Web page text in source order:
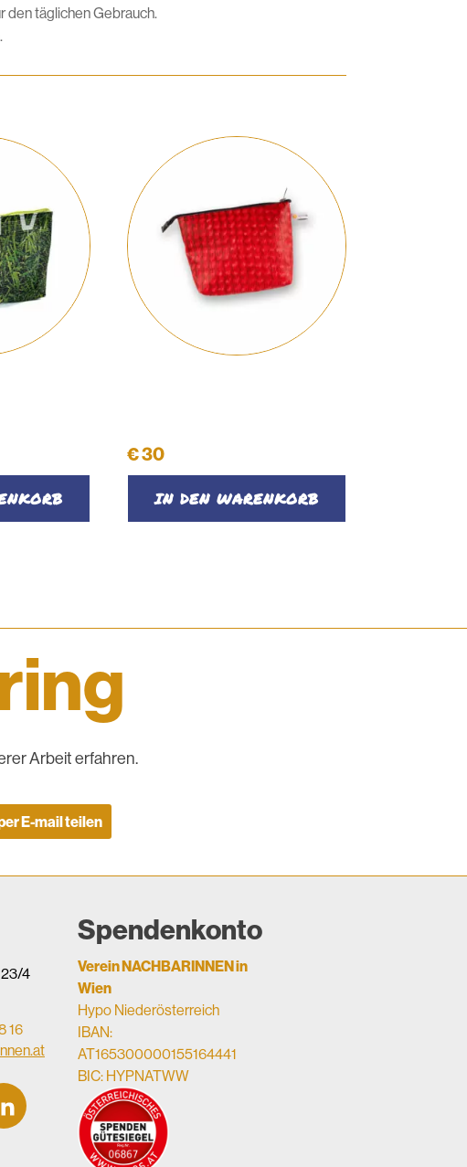
den täglichen Gebrauch.
€30
IN DEN WARENKORB
Arbeit erfahren.
E-mail teilen
4
16
Spendenkonto
Verein NACHBARINNEN in
Wien
Hypo Niederösterreich
IBAN:
AT165300000155164441
BIC: HYPNATWW